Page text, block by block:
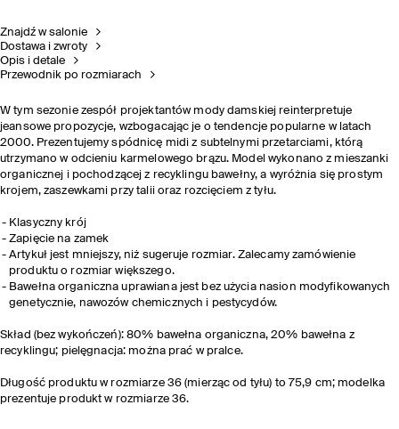
Znajdź w salonie
Dostawa i zwroty
Opis i detale
Przewodnik po rozmiarach
W tym sezonie zespół projektantów mody damskiej reinterpretuje
jeansowe propozycje, wzbogacając je o tendencje popularne w latach
2000. Prezentujemy spódnicę midi z subtelnymi przetarciami, którą
utrzymano w odcieniu karmelowego brązu. Model wykonano z mieszanki
organicznej i pochodzącej z recyklingu bawełny, a wyróżnia się prostym
krojem, zaszewkami przy talii oraz rozcięciem z tyłu.
Klasyczny krój
Zapięcie na zamek
Artykuł jest mniejszy, niż sugeruje rozmiar. Zalecamy zamówienie
produktu o rozmiar większego.
Bawełna organiczna uprawiana jest bez użycia nasion modyfikowanych
genetycznie, nawozów chemicznych i pestycydów.
Skład (bez wykończeń): 80% bawełna organiczna, 20% bawełna z
recyklingu; pielęgnacja: można prać w pralce.
Długość produktu w rozmiarze 36 (mierząc od tyłu) to 75,9 cm; modelka
prezentuje produkt w rozmiarze 36.